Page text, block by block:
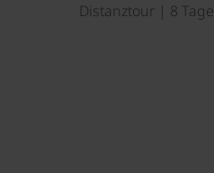
Distanztour | 8 Tage